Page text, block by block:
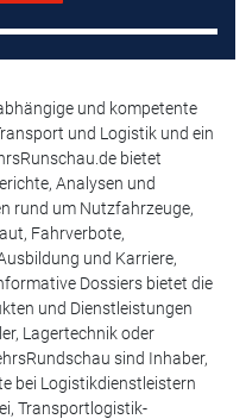
und kompetente
und Logistik und ein
bietet
Analysen und
rund um Nutzfahrzeuge,
Fahrverbote,
und Karriere,
Dossiers bietet die
und Dienstleistungen
Lagertechnik oder
sind Inhaber,
bei Logistikdienstleistern
Transportlogistik-